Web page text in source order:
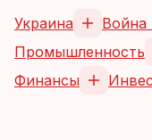
Украина Война
Промышленность
Финансы